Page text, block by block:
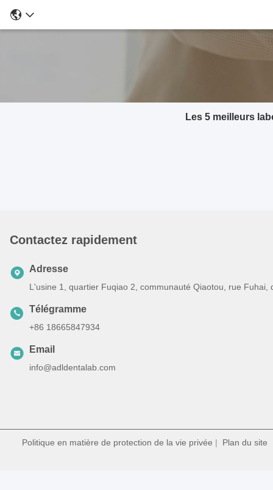
Les 5 meilleurs
Contactez rapidement
Adresse
L'usine 1, quartier Fuqiao 2, communauté Qiaotou, rue
Télégramme
+86 18665847934
Email
info@adldentalab.com
Politique en matière de protection de la vie privée | Plan du site